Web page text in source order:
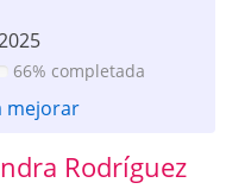
66% completada
mejorar
Rodríguez